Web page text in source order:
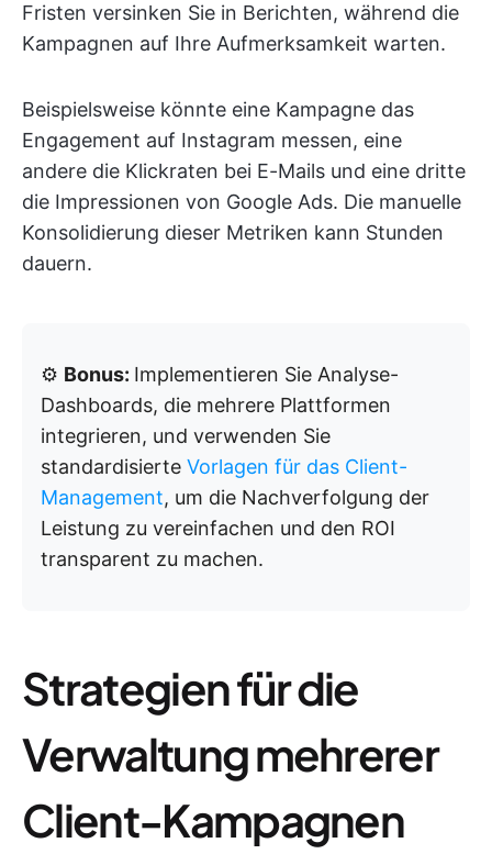
Fristen versinken Sie in Berichten, während die
Kampagnen auf Ihre Aufmerksamkeit warten.
Beispielsweise könnte eine Kampagne das
Engagement auf Instagram messen, eine
andere die Klickraten bei E-Mails und eine dritte
die Impressionen von Google Ads. Die manuelle
Konsolidierung dieser Metriken kann Stunden
dauern.
⚙️ Bonus: Implementieren Sie Analyse-
Dashboards, die mehrere Plattformen
integrieren, und verwenden Sie
standardisierte Vorlagen für das Client-
Management, um die Nachverfolgung der
Leistung zu vereinfachen und den ROI
transparent zu machen.
Strategien für die
Verwaltung mehrerer
Client-Kampagnen